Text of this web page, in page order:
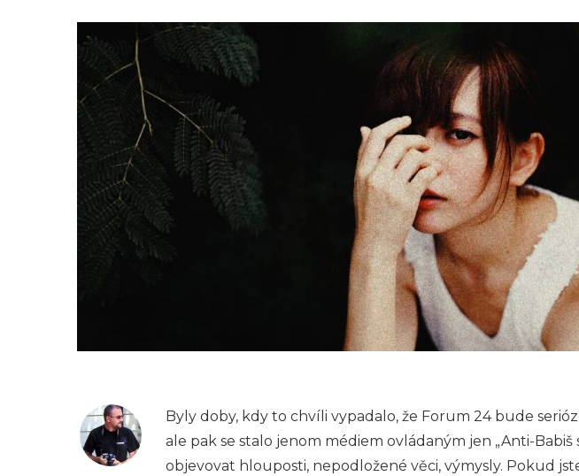
Byly doby, kdy to chvíli vypadalo, že Forum 24 bude
ale pak se stalo jenom médiem ovládaným jen „Anti-Babiš
objevovat hlouposti, nepodložené věci, výmysly. Pokud